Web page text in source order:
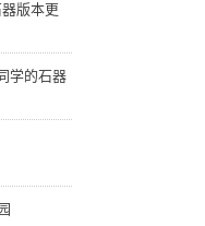
版本更
学的石器